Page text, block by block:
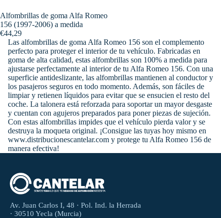
Alfombrillas de goma Alfa Romeo
156 (1997-2006) a medida
€44,29
Las alfombrillas de goma Alfa Romeo 156 son el complemento
perfecto para proteger el interior de tu vehículo. Fabricadas en
goma de alta calidad, estas alfombrillas son 100% a medida para
ajustarse perfectamente al interior de tu Alfa Romeo 156. Con una
superficie antideslizante, las alfombrillas mantienen al conductor y
los pasajeros seguros en todo momento. Además, son fáciles de
limpiar y retienen líquidos para evitar que se ensucien el resto del
coche. La talonera está reforzada para soportar un mayor desgaste
y cuentan con agujeros preparados para poner piezas de sujeción.
Con estas alfombrillas impides que el vehículo pierda valor y se
destruya la moqueta original. ¡Consigue las tuyas hoy mismo en
www.distribucionescantelar.com y protege tu Alfa Romeo 156 de
manera efectiva!
Av. Juan Carlos I, 48 · Pol. Ind. la Herrada
· 30510 Yecla (Murcia)